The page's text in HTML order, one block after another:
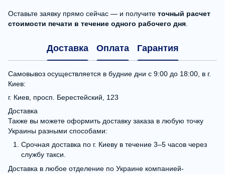
Оставьте заявку прямо сейчас — и получите точный расчет
стоимости печати в течение одного рабочего дня
Доставка Оплата Гарантия
Самовывоз осуществляется в будние дни с 9:00 до 18:00, в г.
Киев:
г. Киев, просп. Берестейский, 123
Доставка
Также вы можете оформить доставку заказа в любую точку
Украины разными способами:
Срочная доставка по г. Киеву в течение 3–5 часов через
службу такси.
Доставка в любое отделение по Украине компанией-